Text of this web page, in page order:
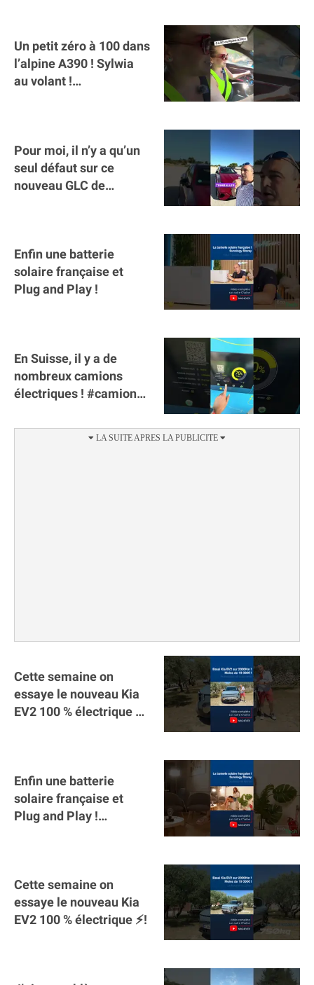
Un petit zéro à 100 dans
l’alpine A390 ￼! Sylwia
au volant !
Pour moi, il n’y a qu’un
seul défaut sur ce
nouveau GLC de
Enfin une batterie
solaire française et
Plug and Play !
En Suisse, il y a de
nombreux camions
électriques ! #camion
#voitureelectrique
Cette semaine on
essaye le nouveau Kia
EV2 100 % électrique ⚡️!
Enfin une batterie
solaire française et
Plug and Play !
Cette semaine on
essaye le nouveau Kia
EV2 100 % électrique ⚡️!